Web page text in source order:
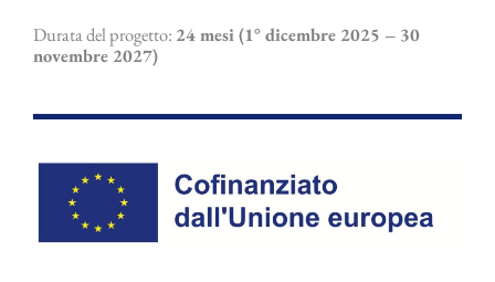
Durata del progetto: 24 mesi (1° dicembre 2025 – 30
novembre 2027)